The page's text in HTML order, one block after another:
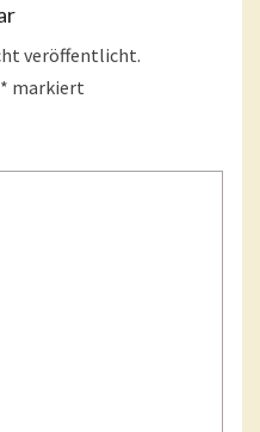
veröffentlicht.
* markiert